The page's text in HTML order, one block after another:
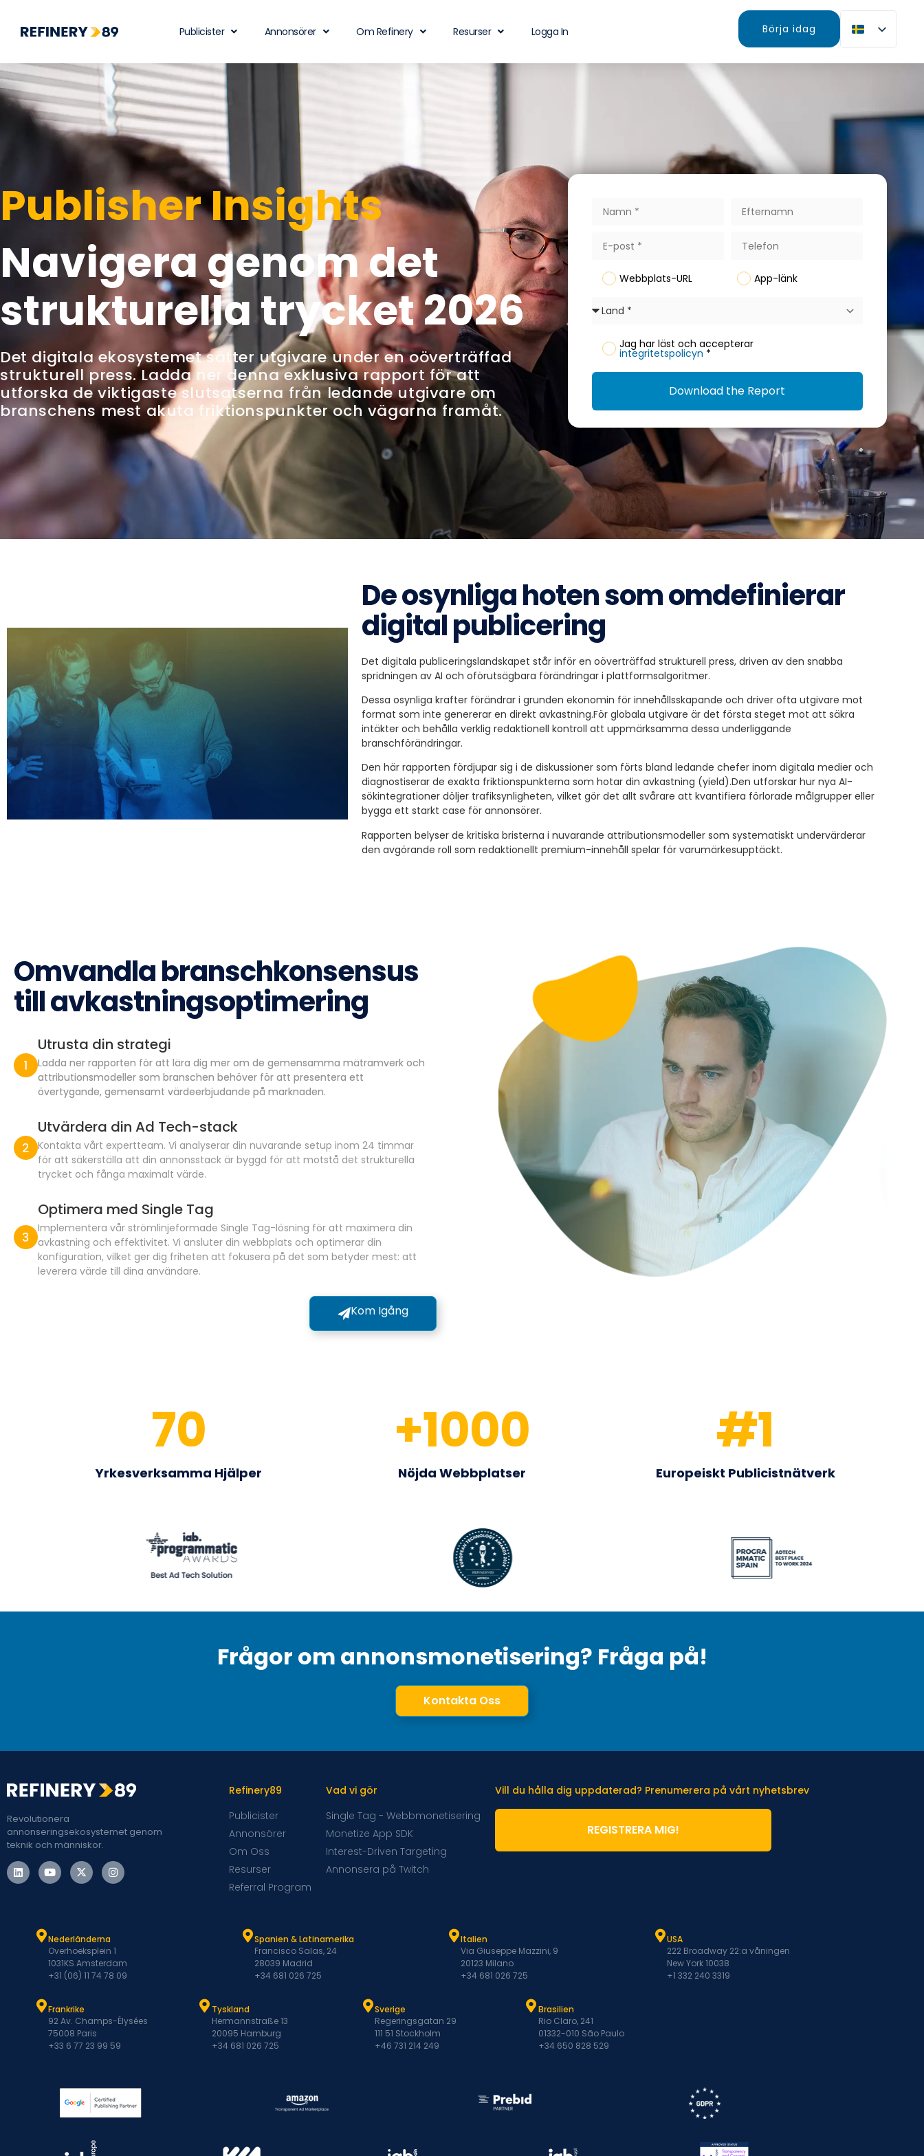
Publicister Annonsörer Om Refinery Resurser Logga In Börja idag
Publisher Insights
Navigera genom det
strukturella trycket 2026
Det digitala ekosystemet sätter utgivare under en oöverträffad
strukturell press. Ladda ner denna exklusiva rapport för att
utforska de viktigaste slutsatserna från ledande utgivare om
branschens mest akuta friktionspunkter och vägarna framåt.
Webbplats-URL App-länk
Jag har läst och accepterar
integritetspolicyn *
Download the Report
De osynliga hoten som omdefinierar
digital publicering
Det digitala publiceringslandskapet står inför en oöverträffad strukturell press, driven av den snabba
spridningen av AI och oförutsägbara förändringar i plattformsalgoritmer.
Dessa osynliga krafter förändrar i grunden ekonomin för innehållsskapande och driver ofta utgivare mot
format som inte genererar en direkt avkastning.För globala utgivare är det första steget mot att säkra
intäkter och behålla verklig redaktionell kontroll att uppmärksamma dessa underliggande
branschförändringar.
Den här rapporten fördjupar sig i de diskussioner som förts bland ledande chefer inom digitala medier och
diagnostiserar de exakta friktionspunkterna som hotar din avkastning (yield).Den utforskar hur nya AI-
sökintegrationer döljer trafiksynligheten, vilket gör det allt svårare att kvantifiera förlorade målgrupper eller
bygga ett starkt case för annonsörer.
Rapporten belyser de kritiska bristerna i nuvarande attributionsmodeller som systematiskt undervärderar
den avgörande roll som redaktionellt premium-innehåll spelar för varumärkesupptäckt.
Omvandla branschkonsensus
till avkastningsoptimering
Utrusta din strategi
Ladda ner rapporten för att lära dig mer om de gemensamma mätramverk och
attributionsmodeller som branschen behöver för att presentera ett
övertygande, gemensamt värdeerbjudande på marknaden.
Utvärdera din Ad Tech-stack
Kontakta vårt expertteam. Vi analyserar din nuvarande setup inom 24 timmar
för att säkerställa att din annonsstack är byggd för att motstå det strukturella
trycket och fånga maximalt värde.
Optimera med Single Tag
Implementera vår strömlinjeformade Single Tag-lösning för att maximera din
avkastning och effektivitet. Vi ansluter din webbplats och optimerar din
konfiguration, vilket ger dig friheten att fokusera på det som betyder mest: att
leverera värde till dina användare.
Kom Igång
Yrkesverksamma Hjälper
70
Nöjda Webbplatser
+1000
Europeiskt Publicistnätverk
#1
Frågor om annonsmonetisering? Fråga på!
Kontakta Oss
Revolutionera
annonseringsekosystemet genom
teknik och människor.
Refinery89
Publicister
Annonsörer
Om Oss
Resurser
Referral Program
Vad vi gör
Single Tag - Webbmonetisering
Monetize App SDK
Interest-Driven Targeting
Annonsera på Twitch
Vill du hålla dig uppdaterad? Prenumerera på vårt nyhetsbrev
REGISTRERA MIG!
Nederländerna
Overhoeksplein 1
1031KS Amsterdam
+31 (06) 11 74 78 09
Spanien & Latinamerika
Francisco Salas, 24
28039 Madrid
+34 681 026 725
Italien
Via Giuseppe Mazzini, 9
20123 Milano
+34 681 026 725
USA
222 Broadway 22:a våningen
New York 10038
+1 332 240 3319
Frankrike
92 Av. Champs-Élysées
75008 Paris
+33 6 77 23 99 59
Tyskland
Hermannstraße 13
20095 Hamburg
+34 681 026 725
Sverige
Regeringsgatan 29
111 51 Stockholm
+46 731 214 249
Brasilien
Rio Claro, 241
01332-010 São Paulo
+34 650 828 529